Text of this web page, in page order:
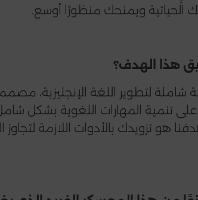
الحياتية ويمنحك منظورًا أوسع.
هذا الهدف؟
لتطوير اللغة الإنجليزية،
على تنمية المهارات اللغوية بشكل
هو تزويدك بالأدوات اللازمة